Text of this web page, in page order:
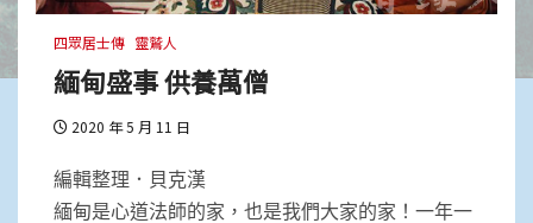
四眾居士傳 靈鷲人
緬甸盛事 供養萬僧
2020 年 5 月 11 日
編輯整理．貝克漢
緬甸是心道法師的家，也是我們大家的家！一年一